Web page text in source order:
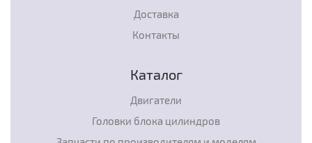
Доставка
Контакты
Каталог
Двигатели
Головки блока цилиндров